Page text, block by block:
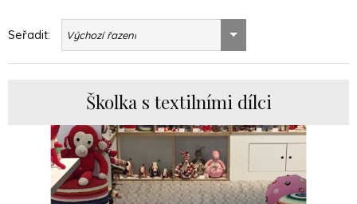
Seřadit: Výchozí řazení
Školka s textilními dílci